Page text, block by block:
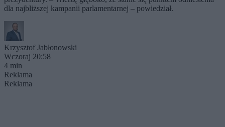
dla najbliższej kampanii parlamentarnej – powiedział.
Krzysztof Jabłonowski
Wczoraj 20:58
4 min
Reklama
Reklama